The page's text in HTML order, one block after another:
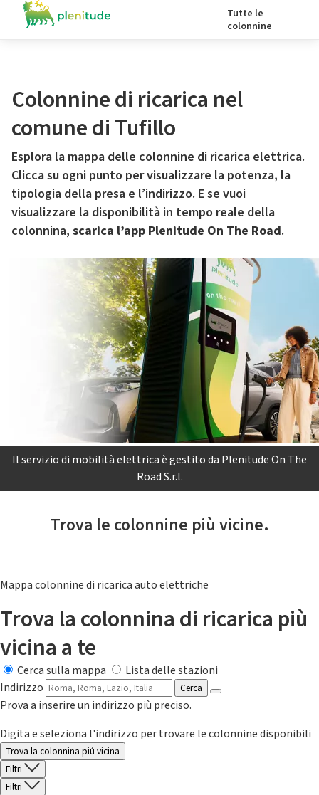
Tutte le
colonnine
Colonnine di ricarica nel
comune di Tufillo
Esplora la mappa delle colonnine di ricarica elettrica.
Clicca su ogni punto per visualizzare la potenza, la
tipologia della presa e l’indirizzo. E se vuoi
visualizzare la disponibilità in tempo reale della
colonnina, scarica l’app Plenitude On The Road.
Il servizio di mobilità elettrica è gestito da Plenitude On The
Road S.r.l.
Trova le colonnine più vicine.
Mappa colonnine di ricarica auto elettriche
Trova la colonnina di ricarica più
vicina a te
Cerca sulla mappa
Lista delle stazioni
Indirizzo
Cerca
Prova a inserire un indirizzo più preciso.
Digita e seleziona l'indirizzo per trovare le colonnine disponibili
Trova la colonnina piú vicina
Filtri
Filtri